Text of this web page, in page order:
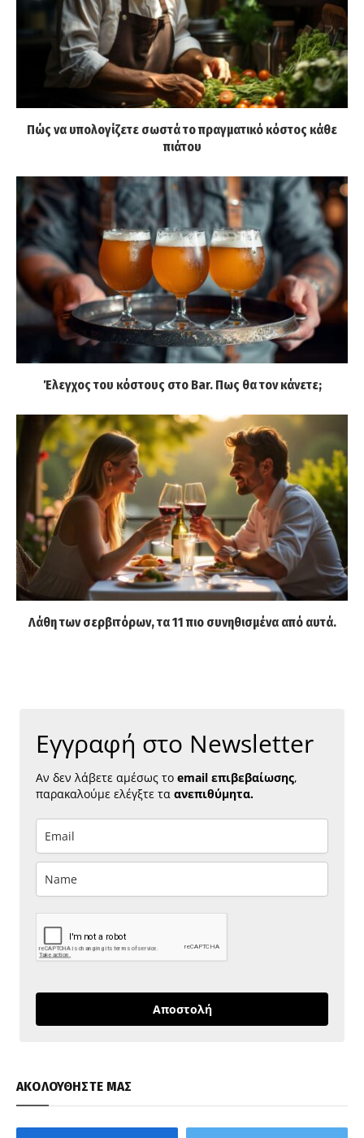
Πώς να υπολογίζετε σωστά το πραγματικό κόστος κάθε
πιάτου
Έλεγχος του κόστους στο Bar. Πως θα τον κάνετε;
Λάθη των σερβιτόρων, τα 11 πιο συνηθισμένα από αυτά.
Εγγραφή στο Newsletter
Αν δεν λάβετε αμέσως το email επιβεβαίωσης,
παρακαλούμε ελέγξτε τα ανεπιθύμητα.
Αποστολή
ΑΚΟΛΟΥΘΗΣΤΕ ΜΑΣ